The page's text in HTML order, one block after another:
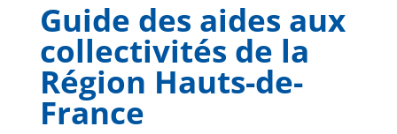
Guide des aides aux
collectivités de la
Région Hauts-de-
France